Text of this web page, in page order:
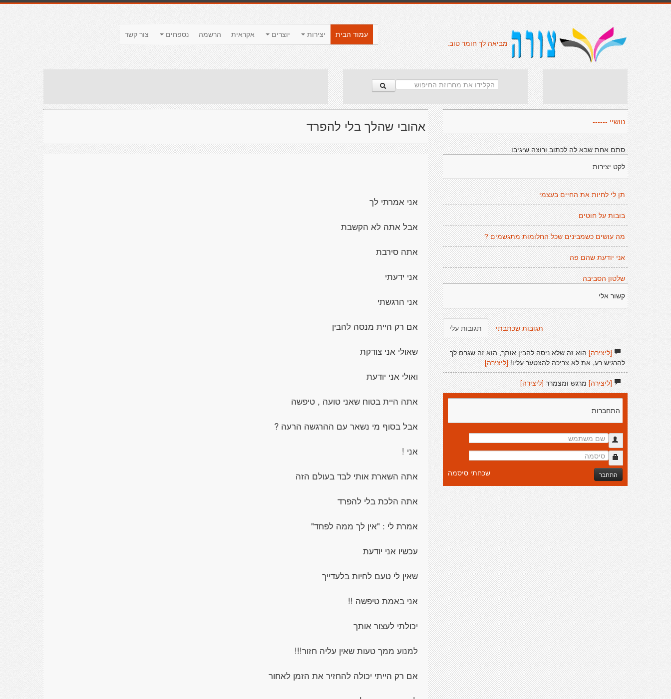
צור קשר נספחים הרשמה אקראית יוצרים יצירות
עמוד הבית
מביאה לך חומר טוב.
אהובי שהלך בלי להפרד
אני אמרתי לך
אבל אתה לא הקשבת
אתה סירבת
אני ידעתי
אני הרגשתי
אם רק היית מנסה להבין
שאולי אני צודקת
ואולי אני יודעת
אתה היית בטוח שאני טועה , טיפשה
אבל בסוף מי נשאר עם ההרגשה הרעה ?
אני !
אתה השארת אותי לבד בעולם הזה
אתה הלכת בלי להפרד
אמרת לי : "אין לך ממה לפחד"
עכשיו אני יודעת
שאין לי טעם לחיות בלעדייך
אני באמת טיפשה !!
יכולתי לעצור אותך
למנוע ממך טעות שאין עליה חזור!!!
אם רק הייתי יכולה להחזיר את הזמן לאחור
נוושיי ------
סתם אחת שבא לה לכתוב ורוצה שיגיבו
לקט יצירות
תן לי לחיות את החיים בעצמי
בובות על חוטים
מה עושים כשמבינים שכל החלומות מתגשמים ?
אני יודעת שהם פה
שלטון הסביבה
קשור אלי
תגובות עלי תגובות שכתבתי
[ליצירה]הוא זה שלא ניסה להבין אותך, הוא זה שגרם לך
להרגיש רע, את לא צריכה להצטער עליו![ליצירה]
[ליצירה]מרגש ומצמרר [ליצירה]
התחברות
התחבר שכחתי סיסמה